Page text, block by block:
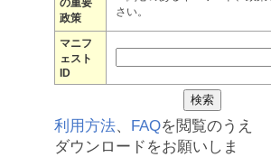
の重要
政策
さい。
マニフ
ェスト
ID
利用方法、 FAQを閲覧のうえ
ダウンロードをお願いしま